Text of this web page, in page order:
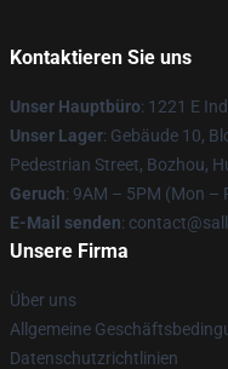
Kontaktieren Sie uns
Unser Hauptbüro: 1221 E
Unser Lager: Gebäude 10,
Pedestrian Street, Bozhou,
Geruch: 9AM – 5PM (Mon –
E-Mail senden:
Unsere Firma
Über uns
Allgemeine
Datenschutzrichtlinien